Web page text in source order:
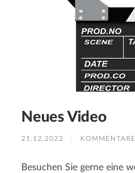
Neues Video
21.12.2022 /
Besuchen Sie gerne eine